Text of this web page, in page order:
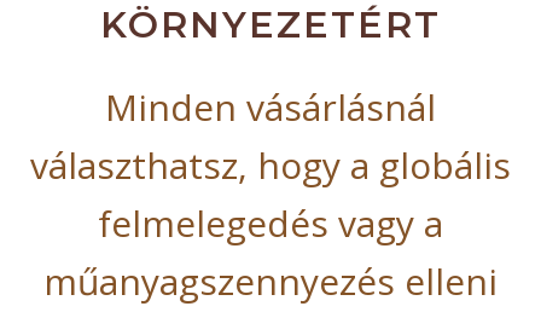
KÖRNYEZETÉRT
Minden vásárlásnál
választhatsz, hogy a globális
felmelegedés vagy a
műanyagszennyezés elleni